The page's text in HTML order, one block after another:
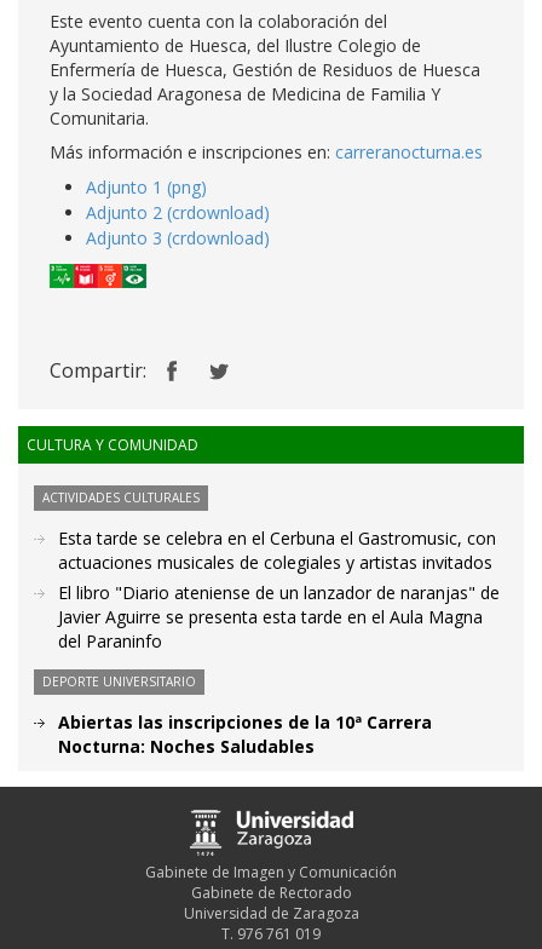
Este evento cuenta con la colaboración del
Ayuntamiento de Huesca, del Ilustre Colegio de
Enfermería de Huesca, Gestión de Residuos de Huesca
y la Sociedad Aragonesa de Medicina de Familia Y
Comunitaria.
Más información e inscripciones en: carreranocturna.es
Adjunto 1 (png)
Adjunto 2 (crdownload)
Adjunto 3 (crdownload)
Compartir:
CULTURA Y COMUNIDAD
ACTIVIDADES CULTURALES
Esta tarde se celebra en el Cerbuna el Gastromusic, con
actuaciones musicales de colegiales y artistas invitados
El libro "Diario ateniense de un lanzador de naranjas" de
Javier Aguirre se presenta esta tarde en el Aula Magna
del Paraninfo
DEPORTE UNIVERSITARIO
Abiertas las inscripciones de la 10ª Carrera
Nocturna: Noches Saludables
Gabinete de Imagen y Comunicación
Gabinete de Rectorado
Universidad de Zaragoza
T. 976 761 019